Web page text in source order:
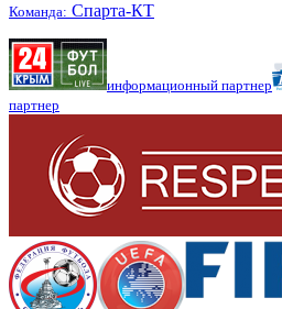
Команда: Спарта-КТ
информационный партнер
партнер